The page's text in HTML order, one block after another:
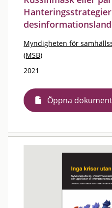
Myndigheten för
(MSB)
2021
Öppna dokument